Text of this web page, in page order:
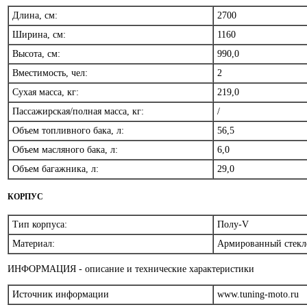
Длина, см:
2700
Ширина, см:
1160
Высота, см:
990,0
Вместимость, чел:
2
Сухая масса, кг:
219,0
Пассажирская/полная масса, кг:
/
Объем топливного бака, л:
56,5
Объем масляного бака, л:
6,0
Объем багажника, л:
29,0
КОРПУС
Тип корпуса:
Полу-V
Материал:
Армированный
ИНФОРМАЦИЯ - описание и технические характеристики
Источник информации www.tuning-moto.ru